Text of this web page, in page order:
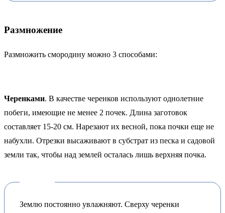
Размножение
Размножить смородину можно 3 способами:
Черенками. В качестве черенков используют однолетние
побеги, имеющие не менее 2 почек. Длина заготовок
составляет 15-20 см. Нарезают их весной, пока почки еще не
набухли. Отрезки высаживают в субстрат из песка и садовой
земли так, чтобы над землей осталась лишь верхняя почка.
Землю постоянно увлажняют. Сверху черенки